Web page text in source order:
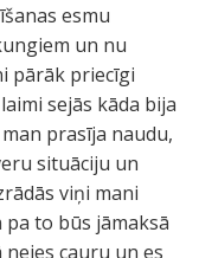
esmu
un nu
pārāk priecīgi
sejās kāda bija
prasīja naudu,
situāciju un
viņi mani
to būs jāmaksā
cauru un es